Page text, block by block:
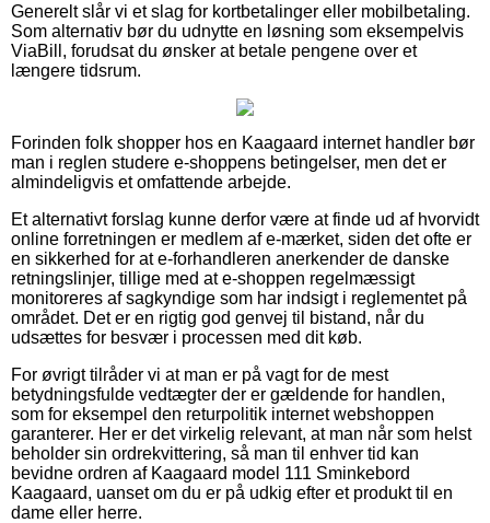
Generelt slår vi et slag for kortbetalinger eller mobilbetaling.
Som alternativ bør du udnytte en løsning som eksempelvis
ViaBill, forudsat du ønsker at betale pengene over et
længere tidsrum.
Forinden folk shopper hos en Kaagaard internet handler bør
man i reglen studere e-shoppens betingelser, men det er
almindeligvis et omfattende arbejde.
Et alternativt forslag kunne derfor være at finde ud af hvorvidt
online forretningen er medlem af e-mærket, siden det ofte er
en sikkerhed for at e-forhandleren anerkender de danske
retningslinjer, tillige med at e-shoppen regelmæssigt
monitoreres af sagkyndige som har indsigt i reglementet på
området. Det er en rigtig god genvej til bistand, når du
udsættes for besvær i processen med dit køb.
For øvrigt tilråder vi at man er på vagt for de mest
betydningsfulde vedtægter der er gældende for handlen,
som for eksempel den returpolitik internet webshoppen
garanterer. Her er det virkelig relevant, at man når som helst
beholder sin ordrekvittering, så man til enhver tid kan
bevidne ordren af Kaagaard model 111 Sminkebord
Kaagaard, uanset om du er på udkig efter et produkt til en
dame eller herre.